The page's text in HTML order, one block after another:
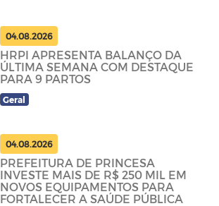
04.08.2026
HRPI APRESENTA BALANÇO DA
ÚLTIMA SEMANA COM DESTAQUE
PARA 9 PARTOS
Geral
04.08.2026
PREFEITURA DE PRINCESA
INVESTE MAIS DE R$ 250 MIL EM
NOVOS EQUIPAMENTOS PARA
FORTALECER A SAÚDE PÚBLICA